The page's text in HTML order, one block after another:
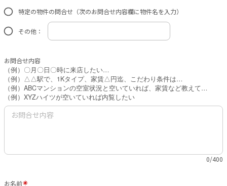
特定の物件の問合せ（次のお問合せ内容欄に物件名を入力）
その他：
お問合せ内容
（例）〇月〇日〇時に来店したい…
（例）△△駅で、1Kタイプ、家賃△円迄、こだわり条件は…
（例）ABCマンションの空室状況と空いていれば、家賃など教えて…
（例）XYZハイツが空いていれば内覧したい
0/400
お名前